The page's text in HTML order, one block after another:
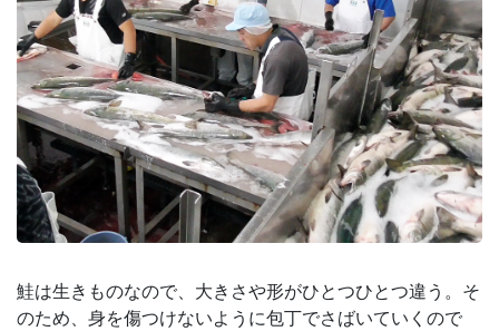
鮭は生きものなので、大きさや形がひとつひとつ違う。そ
のため、身を傷つけないように包丁でさばいていくので